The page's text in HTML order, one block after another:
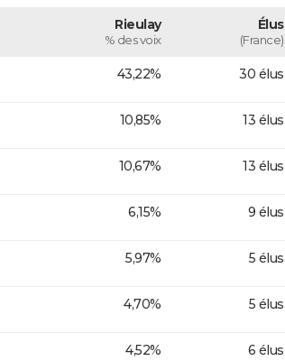
Rieulay
% des voix
Élus
(France)
43,22% 30 élus
10,85% 13 élus
10,67% 13 élus
6,15% 9 élus
5,97% 5 élus
4,70% 5 élus
4,52% 6 élus